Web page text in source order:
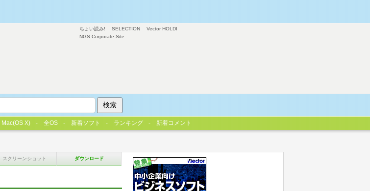
スクリーンショット ダウンロード
ちょい読み! SELECTION
Vector HOLDI
NGS Corporate Site
Mac(OS X) 全OS 新着ソフト ランキング 新着コメント